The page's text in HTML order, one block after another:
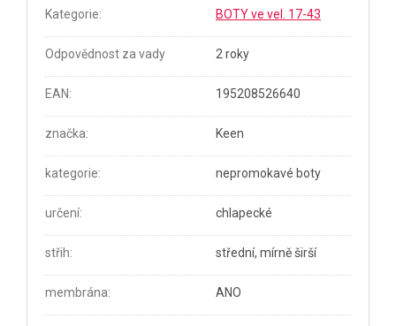
Kategorie: BOTY ve vel. 17-43
Odpovědnost za vady 2 roky
EAN: 195208526640
značka: Keen
kategorie: nepromokavé boty
určení: chlapecké
střih: střední, mírně širší
membrána: ANO